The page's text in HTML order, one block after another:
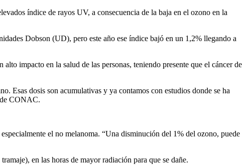
índice de rayos UV, a consecuencia de la baja en el ozono en la
Dobson (UD), pero este año ese índice bajó en un 1,2% llegando a
impacto en la salud de las personas, teniendo presente que el cáncer de
Esas dosis son acumulativas y ya contamos con estudios donde se ha
de CONAC.
el no melanoma. “Una disminución del 1% del ozono, puede
en las horas de mayor radiación para que se dañe.